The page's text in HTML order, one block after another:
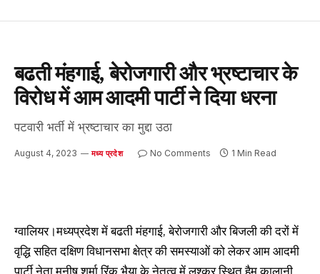
बढती मंहगाई, बेरोजगारी और भ्रष्टाचार के
विरोध में आम आदमी पार्टी ने दिया धरना
पटवारी भर्ती में भ्रष्टाचार का मुद्दा उठा
August 4, 2023 मध्य प्रदेश No Comments 1 Min Read
ग्वालियर।मध्यप्रदेश में बढती मंहगाई, बेरोजगारी और बिजली की दरों में
वृद्धि सहित दक्षिण विधानसभा क्षेत्र की समस्याओं को लेकर आम आदमी